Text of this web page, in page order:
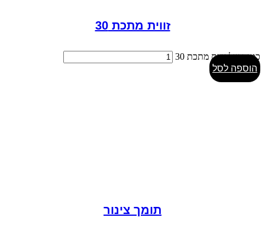
זווית מתכת 30
כמות של זווית מתכת 30
הוספה לסל
תומך צינור